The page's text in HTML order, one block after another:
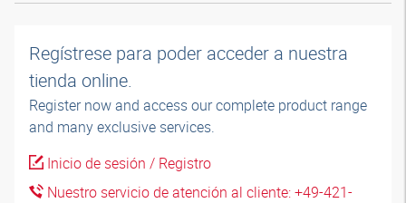
Regístrese para poder acceder a nuestra
tienda online.
Register now and access our complete product range
and many exclusive services.
Inicio de sesión / Registro
Nuestro servicio de atención al cliente: +49-421-